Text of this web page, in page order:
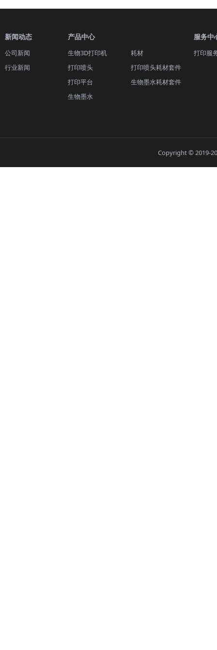
新闻动态
公司新闻
行业新闻
产品中心
生物3D打印机
打印喷头
打印平台
生物墨水
耗材
打印喷头耗材套件
生物墨水耗材套件
服务中
打印服
Copyright © 2019-